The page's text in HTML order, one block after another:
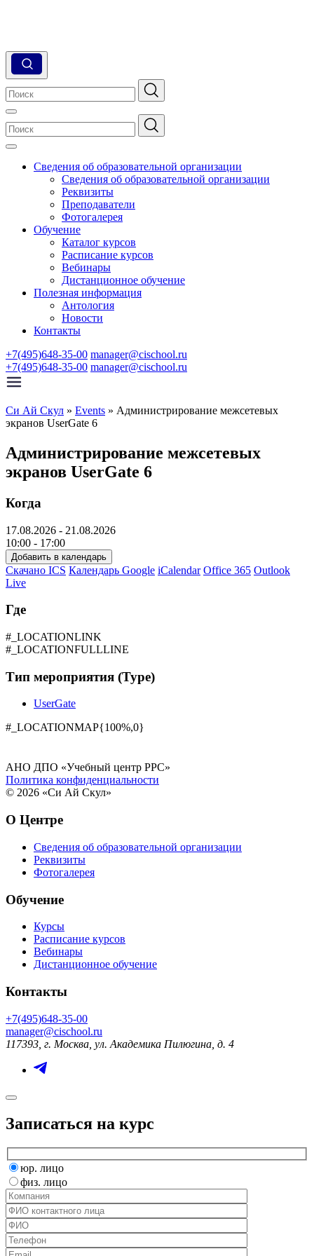
Сведения об образовательной организации
Сведения об образовательной организации
Реквизиты
Преподаватели
Фотогалерея
Обучение
Каталог курсов
Расписание курсов
Вебинары
Дистанционное обучение
Полезная информация
Антология
Новости
Контакты
+7(495)648-35-00 manager@cischool.ru
+7(495)648-35-00 manager@cischool.ru
Си Ай Скул » Events » Администрирование межсетевых
экранов UserGate 6
Администрирование межсетевых
экранов UserGate 6
Когда
17.08.2026 - 21.08.2026
10:00 - 17:00
Добавить в календарь
Скачано ICS Календарь Google iCalendar Office 365 Outlook
Live
Где
#_LOCATIONLINK
#_LOCATIONFULLLINE
Тип мероприятия (Type)
UserGate
#_LOCATIONMAP{100%,0}
АНО ДПО «Учебный центр РРС»
Политика конфиденциальности
© 2026 «Си Ай Скул»
О Центре
Сведения об образовательной организации
Реквизиты
Фотогалерея
Обучение
Курсы
Расписание курсов
Вебинары
Дистанционное обучение
Контакты
+7(495)648-35-00
manager@cischool.ru
117393, г. Москва, ул. Академика Пилюгина, д. 4
Записаться на курс
юр. лицо
физ. лицо